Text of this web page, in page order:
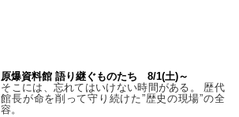
原爆資料館 語り継ぐものたち 8/1(土)～
そこには、忘れてはいけない時間がある。 歴代
館長が命を削って守り続けた”歴史の現場”の全
容。